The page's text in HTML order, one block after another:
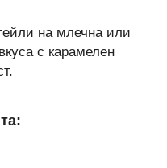
на млечна или
с карамелен